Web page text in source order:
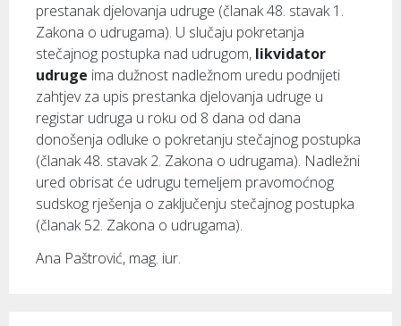
prestanak djelovanja udruge (članak 48. stavak 1.
Zakona o udrugama). U slučaju pokretanja
stečajnog postupka nad udrugom, likvidator
udruge ima dužnost nadležnom uredu podnijeti
zahtjev za upis prestanka djelovanja udruge u
registar udruga u roku od 8 dana od dana
donošenja odluke o pokretanju stečajnog postupka
(članak 48. stavak 2. Zakona o udrugama). Nadležni
ured obrisat će udrugu temeljem pravomoćnog
sudskog rješenja o zaključenju stečajnog postupka
(članak 52. Zakona o udrugama).
Ana Paštrović, mag. iur.